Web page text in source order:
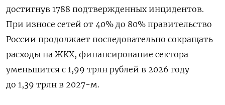
достигнув 1788 подтвержденных инцидентов.
При износе сетей от 40% до 80% правительство
России продолжает последовательно сокращать
расходы на ЖКХ, финансирование сектора
уменьшится с 1,99 трлн рублей в 2026 году
до 1,39 трлн в 2027-м.